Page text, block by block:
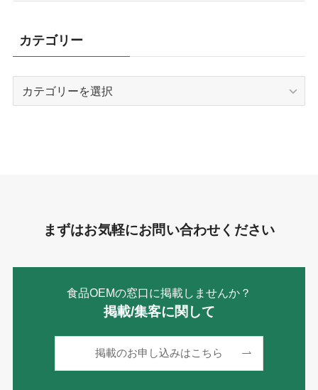
カテゴリー
まずはお気軽にお問い合わせください
食品OEMの窓口に掲載しませんか？
掲載/集客に関して
掲載のお申し込みはこちら